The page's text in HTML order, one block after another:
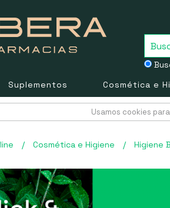
Suplementos
Cosmética e
Usamos cookies
/ Cosmética e Higiene / Higiene